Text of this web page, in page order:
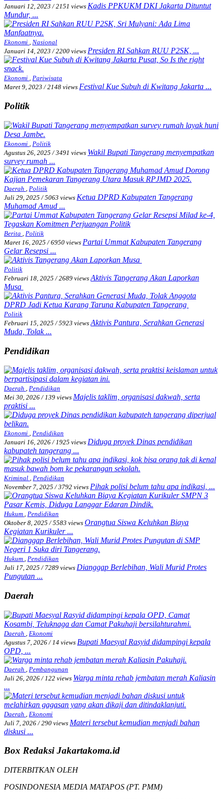
Januari 12, 2023 / 2151 views Kadis PPKUKM DKI Jakarta Dituntut
Mundur, ...
Ekonomi , Nasional
Januari 14, 2023 / 2200 views Presiden RI Sahkan RUU P2SK, ...
Ekonomi , Pariwisata
Maret 9, 2023 / 2148 views Festival Kue Subuh di Kwitang Jakarta ...
Politik
Ekonomi
Politik
Agustus 26, 2025 / 3491 views Wakil Bupati Tangerang menyempatkan
survey rumah ...
Daerah
Politik
Juli 29, 2025 / 5063 views Ketua DPRD Kabupaten Tangerang
Muhamad Amud ...
Berita
Politik
Maret 16, 2025 / 6950 views Partai Ummat Kabupaten Tangerang
Gelar Resepsi ...
Politik
Februari 18, 2025 / 2689 views Aktivis Tangerang Akan Laporkan
Musa
Politik
Februari 15, 2025 / 5923 views Aktivis Pantura, Serahkan Generasi
Muda, Tolak ...
Pendidikan
Daerah , Pendidikan
Mei 30, 2026 / 139 views Majelis taklim, organisasi dakwah, serta
praktisi ...
Ekonomi , Pendidikan
Januari 16, 2026 / 1925 views Diduga proyek Dinas pendidikan
kabupateh tangerang ...
Kriminal , Pendidikan
November 7, 2025 / 3792 views Pihak polisi belum tahu apa indikasi, ...
Hukum , Pendidikan
Oktober 8, 2025 / 5583 views Orangtua Siswa Keluhkan Biaya
Kegiatan Kurikuler ...
Hukum , Pendidikan
Juli 17, 2025 / 7289 views Dianggap Berlebihan, Wali Murid Protes
Pungutan ...
Daerah
Daerah
Ekonomi
Agustus 7, 2026 / 14 views Bupati Maesyal Rasyid didampingi kepala
OPD, ...
Daerah
Pembangunan
Juli 26, 2026 / 122 views Warga minta rehab jembatan merah Kaliasin
...
Daerah
Ekonomi
Juli 7, 2026 / 290 views Materi tersebut kemudian menjadi bahan
diskusi ...
Box Redaksi Jakartakoma.id
DITERBITKAN OLEH
POSINDONESIA MEDIA MATAPOS (PT. PMM)